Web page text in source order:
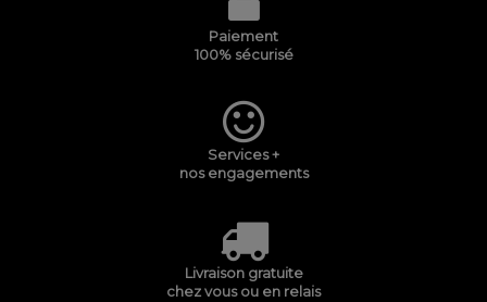
Paiement
100% sécurisé
Services +
nos engagements
Livraison gratuite
chez vous ou en relais